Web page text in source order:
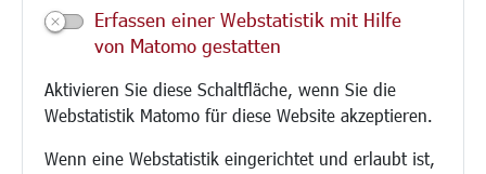
Erfassen einer Webstatistik mit Hilfe
von Matomo gestatten
Aktivieren Sie diese Schaltfläche, wenn Sie die
Webstatistik Matomo für diese Website akzeptieren.
Wenn eine Webstatistik eingerichtet und erlaubt ist,
Veranstaltungen
Neue Stadthalle Langen
Bäder
Musikschule
Stadtbücherei